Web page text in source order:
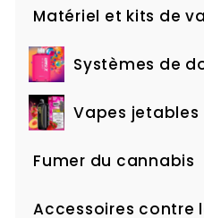
le
menu
Matériel et kits de
le
menu
Systèmes de
Ouvrir
le
Vapes jetables
Ouvrir
le
Fumer du cannabis
le
Accessoires contre